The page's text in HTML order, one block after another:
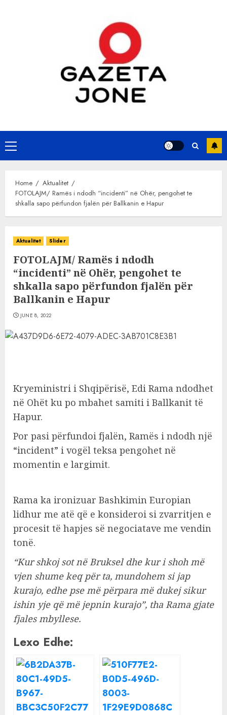
Primary
Menu
Home
Aktualitet
FOTOLAJM/ Ramës i ndodh “incidenti” në Ohër, pengohet te
shkalla sapo përfundon fjalën për Ballkanin e Hapur
Aktualitet Slider
FOTOLAJM/ Ramës i ndodh
“incidenti” në Ohër, pengohet te
shkalla sapo përfundon fjalën për
Ballkanin e Hapur
JUNE 8, 2022
Kryeministri i Shqipërisë, Edi Rama ndodhet
në Ohët ku po mbahet samiti i Ballkanit të
Hapur.
Por pasi përfundoi fjalën, Ramës i ndodh një
“incident” i vogël teksa pengohet në
momentin e largimit.
Rama ka ironizuar Bashkimin Europian
lidhur me atë që e konsideroi si zvarritjen e
procesit të hapjes së negociatave me vendin
tonë.
“Kur shkoj sot në Bruksel dhe kur i shoh më
vjen shume keq për ta, mundohem si jap
kurajo, edhe pse më përpara më dukej sikur
ishin yje që më jepnin kurajo”, tha Rama gjate
fjales mbyllese.
Lexo Edhe: